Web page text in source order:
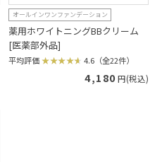
オールインワンファンデーション
薬用ホワイトニングBBクリーム
[医薬部外品]
平均評価 4.6（全22件）
4,180 円(税込)